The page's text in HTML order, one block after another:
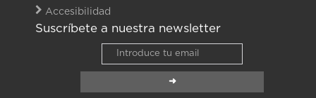
Accesibilidad
Suscríbete a nuestra newsletter